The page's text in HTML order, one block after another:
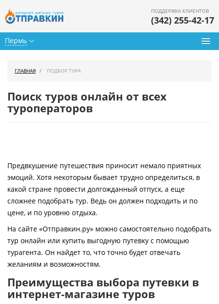
Пермь
ПОДДЕРЖКА КЛИЕНТОВ
(342) 255-42-17
Горящие туры
Страны
Как купить
Контакты
ГЛАВНАЯ ПОДБОР ТУРА
Поиск туров онлайн от всех
туроператоров
Предвкушение путешествия приносит немало приятных
эмоций. Хотя некоторым бывает трудно определиться, в
какой стране провести долгожданный отпуск, а еще
сложнее подобрать тур. Ведь он должен подходить и по
цене, и по уровню отдыха.
На сайте «Отправкин.ру» можно самостоятельно подобрать
тур онлайн или купить выгодную путевку с помощью
турагента. Он найдет то, что точно будет отвечать
желаниям и возможностям.
Преимущества выбора путевки в
интернет-магазине туров